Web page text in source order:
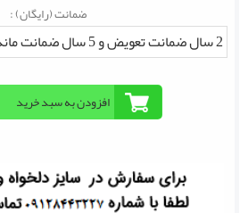
ضمانت (رایگان) :